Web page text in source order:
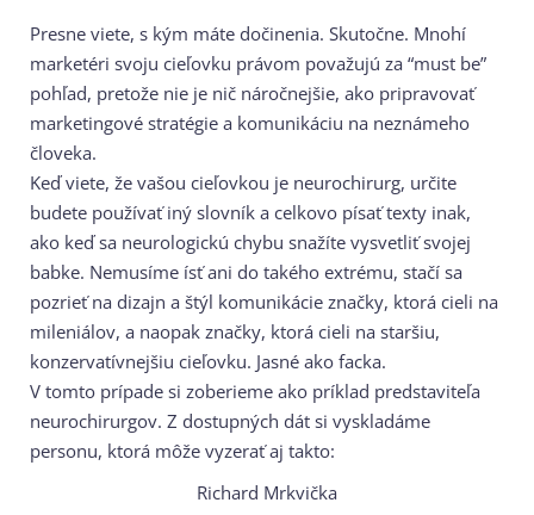
Presne viete, s kým máte dočinenia. Skutočne. Mnohí
marketéri svoju cieľovku právom považujú za “must be”
pohľad, pretože nie je nič náročnejšie, ako pripravovať
marketingové stratégie a komunikáciu na neznámeho
človeka.
Keď viete, že vašou cieľovkou je neurochirurg, určite
budete používať iný slovník a celkovo písať texty inak,
ako keď sa neurologickú chybu snažíte vysvetliť svojej
babke. Nemusíme ísť ani do takého extrému, stačí sa
pozrieť na dizajn a štýl komunikácie značky, ktorá cieli na
mileniálov, a naopak značky, ktorá cieli na staršiu,
konzervatívnejšiu cieľovku. Jasné ako facka.
V tomto prípade si zoberieme ako príklad predstaviteľa
neurochirurgov. Z dostupných dát si vyskladáme
personu, ktorá môže vyzerať aj takto:
Richard Mrkvička